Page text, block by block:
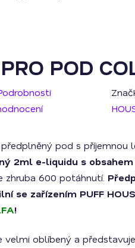
POD
předplněný pod s příjemnou
2ml e-liquidu s
zhruba 600 potáhnutí.
se zařízením PUFF
!
oblíbený a